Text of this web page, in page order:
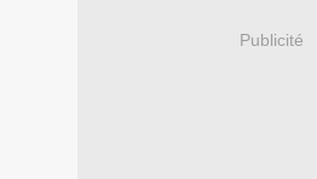
Publicité